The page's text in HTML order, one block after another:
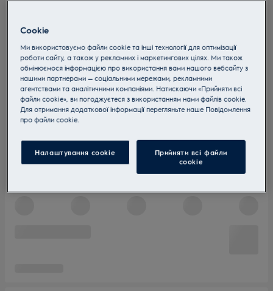
Cookie
Ми використовуємо файли cookie та інші технології для оптимізації
роботи сайту, а також у рекламних і маркетингових цілях. Ми також
обмінюємося інформацією про використання вами нашого вебсайту з
нашими партнерами — соціальними мережами, рекламними
агентствами та аналітичними компаніями. Натискаючи «Прийняти всі
файли cookie», ви погоджуєтеся з використанням нами файлів cookie.
Для отримання додаткової інформації перегляньте наше Пoвідомлення
прo файли cookie.
Налаштування cookie
Прийняти всі файли
сookie